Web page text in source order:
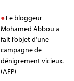
Le bloggeur
Mohamed Abbou a
fait l’objet d’une
campagne de
dénigrement vicieux.
(AFP)